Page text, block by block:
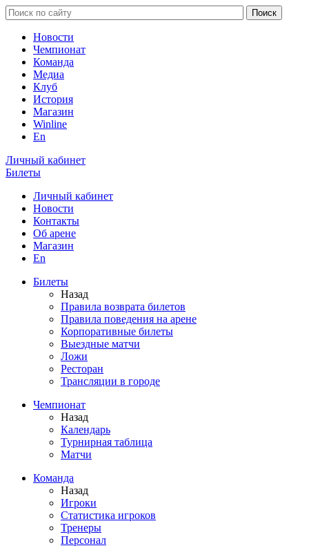
Новости
Чемпионат
Команда
Медиа
Клуб
История
Магазин
Winline
En
Личный кабинет
Билеты
Личный кабинет
Новости
Контакты
Об арене
Магазин
En
Билеты
Назад
Правила возврата билетов
Правила поведения на арене
Корпоративные билеты
Выездные матчи
Ложи
Ресторан
Трансляции в городе
Чемпионат
Назад
Календарь
Турнирная таблица
Матчи
Команда
Назад
Игроки
Статистика игроков
Тренеры
Персонал